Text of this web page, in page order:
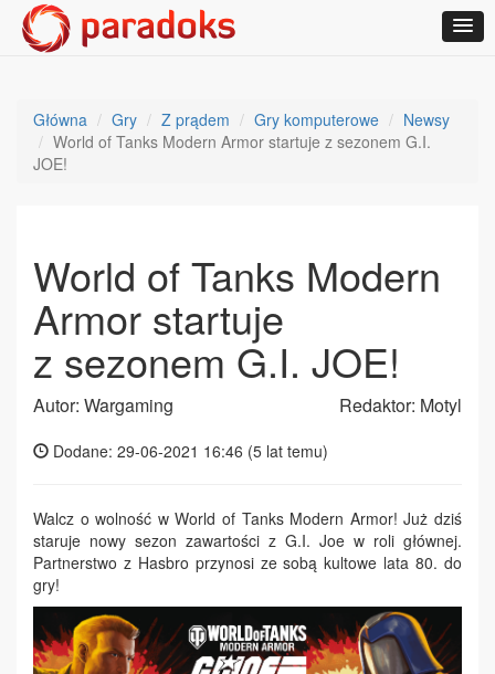
Główna Gry Z prądem Gry komputerowe
Newsy
World of Tanks Modern Armor startuje z sezonem G.I.
JOE!
World of Tanks Modern
Armor startuje
z sezonem G.I. JOE!
Autor: Wargaming Redaktor: Motyl
Dodane: 29-06-2021 16:46 (5 lat temu)
Walcz o wolność w World of Tanks Modern Armor! Już dziś
staruje nowy sezon zawartości z G.I. Joe w roli głównej.
Partnerstwo z Hasbro przynosi ze sobą kultowe lata 80. do
gry!